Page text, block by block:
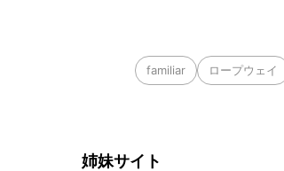
familiar ロープウェイ
姉妹サイト